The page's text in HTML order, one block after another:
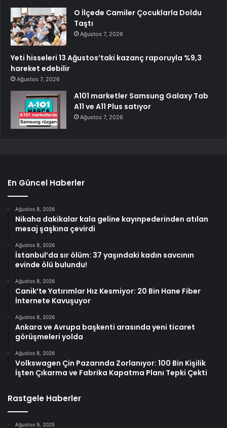
O İlçede Camiler Çocuklarla Doldu
Taştı
Ağustos 7, 2026
Yeti hisseleri 13 Ağustos’taki kazanç raporuyla %9,3
hareket edebilir
Ağustos 7, 2026
A101 marketler Samsung Galaxy Tab
A11 ve A11 Plus satıyor
Ağustos 7, 2026
En Güncel Haberler
Ağustos 8, 2026
Nikaha dakikalar kala geline kayınpederinden atılan
mesaj şaşkına çevirdi
Ağustos 8, 2026
İstanbul’da sır ölüm: 37 yaşındaki kadın savcının
evinde ölü bulundu!
Ağustos 8, 2026
Canik’te Yatırımlar Hız Kesmiyor: 20 Bin Hane Fiber
İnternete Kavuşuyor
Ağustos 8, 2026
Ankara ve Avrupa başkenti arasında yeni ticaret
görüşmeleri yolda
Ağustos 8, 2026
Volkswagen Çin Pazarında Zorlanıyor: 100 Bin Kişilik
İşten Çıkarma ve Fabrika Kapatma Planı Tepki Çekti
Rastgele Haberler
Ağustos 9, 2025